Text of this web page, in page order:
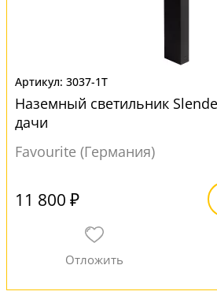
3037-1T
Наземный светильник
дачи
Favourite (Германия)
11 800 ₽